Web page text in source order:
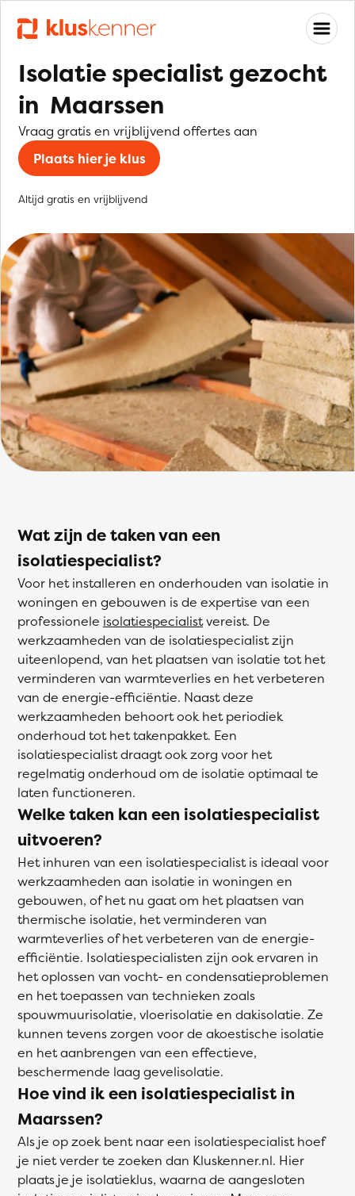
Isolatie specialist gezocht
in Maarssen
Vraag gratis en vrijblijvend offertes aan
Plaats hier je klus
Altijd gratis en vrijblijvend
Wat zijn de taken van een
isolatiespecialist?
Voor het installeren en onderhouden van isolatie in
woningen en gebouwen is de expertise van een
professionele isolatiespecialistvereist. De
werkzaamheden van de isolatiespecialist zijn
uiteenlopend, van het plaatsen van isolatie tot het
verminderen van warmteverlies en het verbeteren
van de energie-efficiëntie. Naast deze
werkzaamheden behoort ook het periodiek
onderhoud tot het takenpakket. Een
isolatiespecialist draagt ook zorg voor het
regelmatig onderhoud om de isolatie optimaal te
laten functioneren.
Welke taken kan een isolatiespecialist
uitvoeren?
Het inhuren van een isolatiespecialist is ideaal voor
werkzaamheden aan isolatie in woningen en
gebouwen, of het nu gaat om het plaatsen van
thermische isolatie, het verminderen van
warmteverlies of het verbeteren van de energie-
efficiëntie. Isolatiespecialisten zijn ook ervaren in
het oplossen van vocht- en condensatieproblemen
en het toepassen van technieken zoals
spouwmuurisolatie, vloerisolatie en dakisolatie. Ze
kunnen tevens zorgen voor de akoestische isolatie
en het aanbrengen van een effectieve,
beschermende laag gevelisolatie.
Hoe vind ik een isolatiespecialist in
Maarssen?
Als je op zoek bent naar een isolatiespecialist hoef
je niet verder te zoeken dan Kluskenner.nl. Hier
plaats je je isolatieklus, waarna de aangesloten